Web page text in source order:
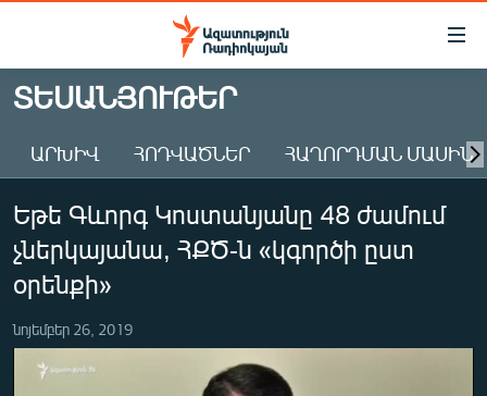
Մատչելիության
Անցնել
հիմնական
Անցնել
հիմնական
մենյուին
Որոնում
ԱԶԱՏՈՒԹՅՈՒՆ TV
ՀԱՅԱՍՏԱՆ
ԸՆՏՐՈՒԹՅՈՒՆՆԵՐ 2026
ԻՐԱՎՈՒՆՔ
ՏՆՏԵՍՈՒԹՅՈՒՆ
ՏԵՍԱՆՅՈՒԹԵՐ
ԱՐԽԻՎ ՀՈԴՎԱԾՆԵՐ ՀԱՂՈՐԴՄԱՆ ՄԱՍԻՆ
Եթե Գևորգ Կոստանյանը 48 ժամում
չներկայանա, ՀՔԾ-ն «կգործի ըստ
օրենքի»
նոյեմբեր 26, 2019